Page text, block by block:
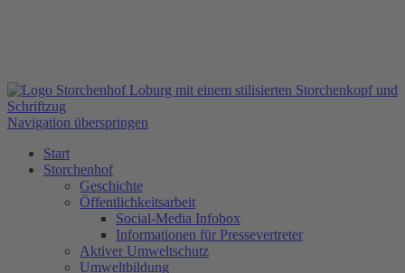
Navigation überspringen
Start
Storchenhof
Geschichte
Öffentlichkeitsarbeit
Social-Media Infobox
Informationen für Pressevertreter
Aktiver Umweltschutz
Umweltbildung